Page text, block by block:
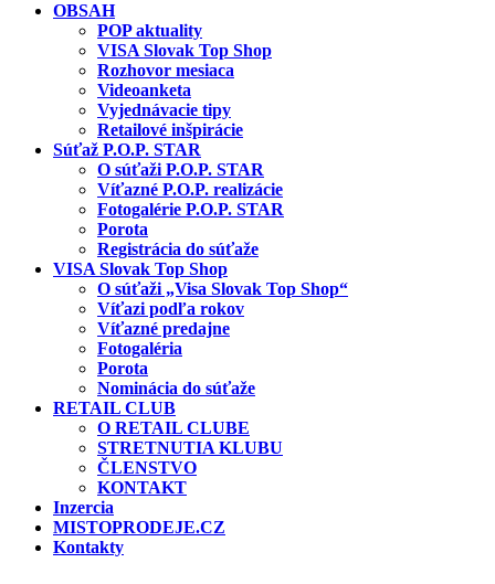
OBSAH
POP aktuality
VISA Slovak Top Shop
Rozhovor mesiaca
Videoanketa
Vyjednávacie tipy
Retailové inšpirácie
Súťaž P.O.P. STAR
O súťaži P.O.P. STAR
Víťazné P.O.P. realizácie
Fotogalérie P.O.P. STAR
Porota
Registrácia do súťaže
VISA Slovak Top Shop
O súťaži „Visa Slovak Top Shop“
Víťazi podľa rokov
Víťazné predajne
Fotogaléria
Porota
Nominácia do súťaže
RETAIL CLUB
O RETAIL CLUBE
STRETNUTIA KLUBU
ČLENSTVO
KONTAKT
Inzercia
MISTOPRODEJE.CZ
Kontakty